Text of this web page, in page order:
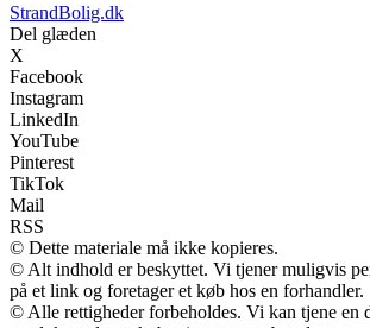
StrandBolig.dk
Del glæden
X
Facebook
Instagram
LinkedIn
YouTube
Pinterest
TikTok
Mail
RSS
© Dette materiale må ikke kopieres.
© Alt indhold er beskyttet. Vi tjener muligvis
på et link og foretager et køb hos en forhandler.
© Alle rettigheder forbeholdes. Vi kan tjene en